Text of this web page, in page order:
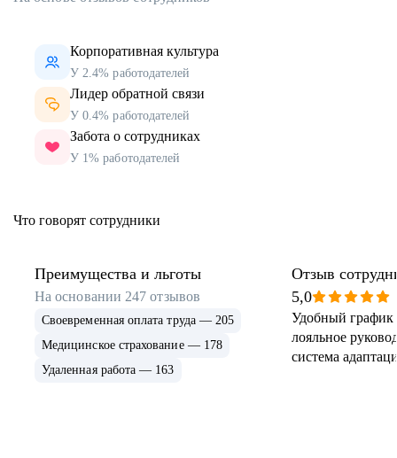
Корпоративная культура
У 2.4% работодателей
Лидер обратной связи
У 0.4% работодателей
Забота о сотрудниках
У 1% работодателей
Что говорят сотрудники
Преимущества и льготы
На основании 247 отзывов
Своевременная оплата труда — 205
Медицинское страхование — 178
Удаленная работа — 163
Отзыв
5,0
Удобный график
лояльное
система